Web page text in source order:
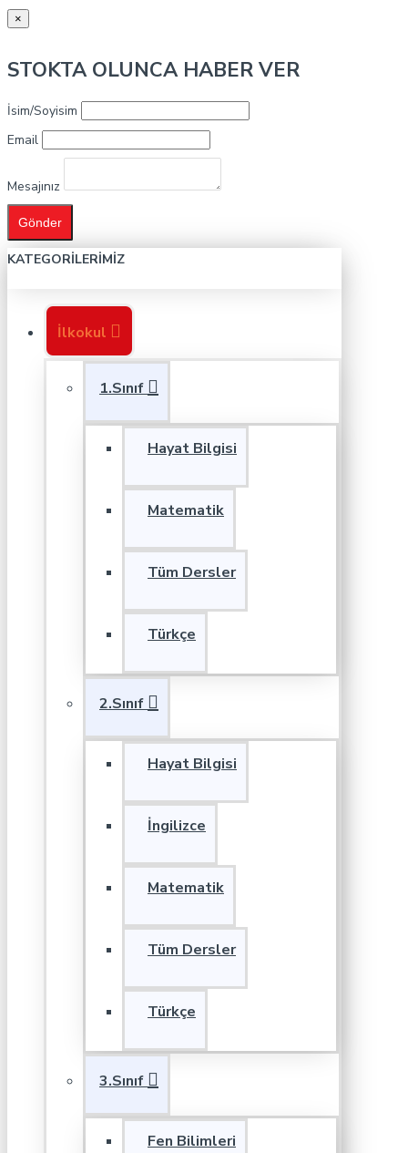
×
STOKTA OLUNCA HABER VER
İsim/Soyisim
Email
Mesajınız
Gönder
KATEGORILERIMIZ
İlkokul
1.Sınıf
Hayat Bilgisi
Matematik
Tüm Dersler
Türkçe
2.Sınıf
Hayat Bilgisi
İngilizce
Matematik
Tüm Dersler
Türkçe
3.Sınıf
Fen Bilimleri